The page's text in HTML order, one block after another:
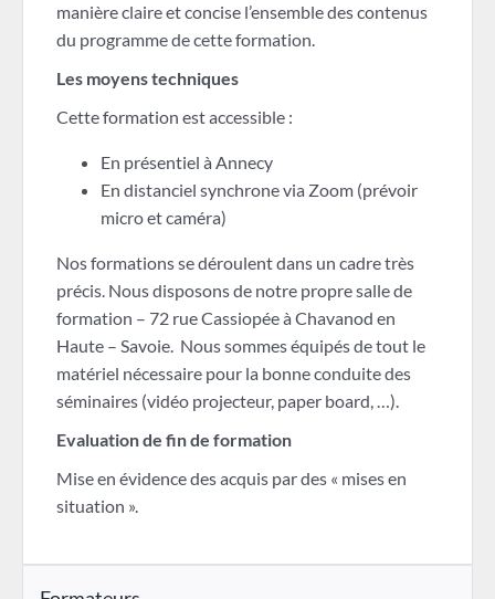
manière claire et concise l’ensemble des contenus
du programme de cette formation.
Les moyens techniques
Cette formation est accessible :
En présentiel à Annecy
En distanciel synchrone via Zoom (prévoir
micro et caméra)
Nos formations se déroulent dans un cadre très
précis. Nous disposons de notre propre salle de
formation – 72 rue Cassiopée à Chavanod en
Haute – Savoie. Nous sommes équipés de tout le
matériel nécessaire pour la bonne conduite des
séminaires (vidéo projecteur, paper board, …).
Evaluation de fin de formation
Mise en évidence des acquis par des « mises en
situation ».